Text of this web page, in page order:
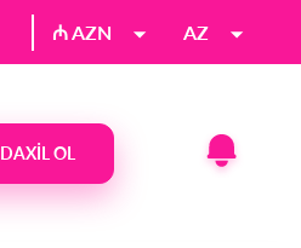
₼ AZN AZ
DAXIL OL